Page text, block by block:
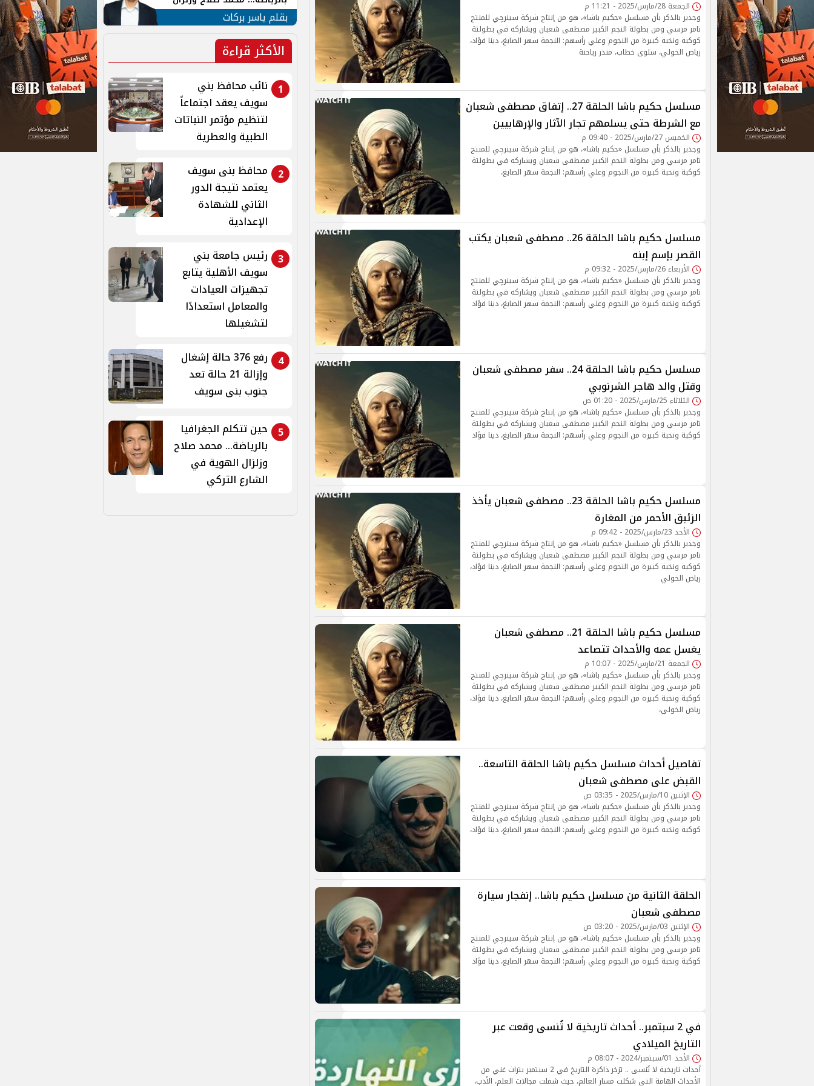
الجمعة 28/مارس/2025 - 11:21 م
وجدير بالذكر بأن مسلسل «حكيم باشا»، هو من إنتاج شركة سينرچي للمنتج
تامر مرسي ومن بطولة النجم الكبير مصطفى شعبان ويشاركه في بطولتة
كوكبة ونخبة كبيرة من النجوم وعلي رأسهم: النجمة سهر الصايغ، دينا فؤاد،
رياض الخولي، سلوى خطاب، منذر رياحنة
مسلسل حكيم باشا الحلقة 27.. إتفاق مصطفى شعبان
مع الشرطة حتى يسلمهم تجار الآثار والإرهابيين
الخميس 27/مارس/2025 - 09:40 م
وجدير بالذكر بأن مسلسل «حكيم باشا»، هو من إنتاج شركة سينرچي للمنتج
تامر مرسي ومن بطولة النجم الكبير مصطفى شعبان ويشاركه في بطولتة
كوكبة ونخبة كبيرة من النجوم وعلي رأسهم: النجمة سهر الصايغ،
مسلسل حكيم باشا الحلقة 26.. مصطفى شعبان يكتب
القصر بإسم إبنه
الأربعاء 26/مارس/2025 - 09:32 م
وجدير بالذكر بأن مسلسل «حكيم باشا»، هو من إنتاج شركة سينرچي للمنتج
تامر مرسي ومن بطولة النجم الكبير مصطفى شعبان ويشاركه في بطولتة
كوكبة ونخبة كبيرة من النجوم وعلي رأسهم: النجمة سهر الصايغ، دينا فؤاد
مسلسل حكيم باشا الحلقة 24.. سفر مصطفى شعبان
وقتل والد هاجر الشرنوبي
الثلاثاء 25/مارس/2025 - 01:20 ص
وجدير بالذكر بأن مسلسل «حكيم باشا»، هو من إنتاج شركة سينرچي للمنتج
تامر مرسي ومن بطولة النجم الكبير مصطفى شعبان ويشاركه في بطولتة
كوكبة ونخبة كبيرة من النجوم وعلي رأسهم: النجمة سهر الصايغ، دينا فؤاد
مسلسل حكيم باشا الحلقة 23.. مصطفى شعبان يأخذ
الزئبق الأحمر من المغارة
الأحد 23/مارس/2025 - 09:42 م
وجدير بالذكر بأن مسلسل «حكيم باشا»، هو من إنتاج شركة سينرچي للمنتج
تامر مرسي ومن بطولة النجم الكبير مصطفى شعبان ويشاركه في بطولتة
كوكبة ونخبة كبيرة من النجوم وعلي رأسهم: النجمة سهر الصايغ، دينا فؤاد،
رياض الخولي
مسلسل حكيم باشا الحلقة 21.. مصطفى شعبان
يغسل عمه والأحداث تتصاعد
الجمعة 21/مارس/2025 - 10:07 م
وجدير بالذكر بأن مسلسل «حكيم باشا»، هو من إنتاج شركة سينرچي للمنتج
تامر مرسي ومن بطولة النجم الكبير مصطفى شعبان ويشاركه في بطولتة
كوكبة ونخبة كبيرة من النجوم وعلي رأسهم: النجمة سهر الصايغ، دينا فؤاد،
رياض الخولي،
تفاصيل أحداث مسلسل حكيم باشا الحلقة التاسعة..
القبض على مصطفى شعبان
الإثنين 10/مارس/2025 - 03:35 ص
وجدير بالذكر بأن مسلسل «حكيم باشا»، هو من إنتاج شركة سينرچي للمنتج
تامر مرسي ومن بطولة النجم الكبير مصطفى شعبان ويشاركه في بطولتة
كوكبة ونخبة كبيرة من النجوم وعلي رأسهم: النجمة سهر الصايغ، دينا فؤاد،
الحلقة الثانية من مسلسل حكيم باشا.. إنفجار سيارة
مصطفى شعبان
الإثنين 03/مارس/2025 - 03:20 ص
وجدير بالذكر بأن مسلسل «حكيم باشا»، هو من إنتاج شركة سينرچي للمنتج
تامر مرسي ومن بطولة النجم الكبير مصطفى شعبان ويشاركه في بطولتة
كوكبة ونخبة كبيرة من النجوم وعلي رأسهم: النجمة سهر الصايغ، دينا فؤاد
في 2 سبتمبر.. أحداث تاريخية لا تُنسى وقعت عبر
التاريخ الميلادي
الأحد 01/سبتمبر/2024 - 08:07 م
أحداث تاريخية لا تُنسى .. تزخر ذاكرة التاريخ في 2 سبتمبر بتراث غني من
الأحداث الهامة التي شكلت مسار العالم، حيث شملت مجالات العلم، الأدب،
الهوية في الشارع التركي
بقلم ياسر بركات
الأكثر قراءة
1
نائب محافظ بني
سويف يعقد اجتماعاً
لتنظيم مؤتمر النباتات
الطبية والعطرية
2
محافظ بنى سويف
يعتمد نتيجة الدور
الثاني للشهادة
الإعدادية
3 رئيس جامعة بني
سويف الأهلية يتابع
تجهيزات العيادات
والمعامل استعدادًا
لتشغيلها
4
رفع 376 حالة إشغال
وإزالة 21 حالة تعد
جنوب بنى سويف
5
حين تتكلم الجغرافيا
بالرياضة... محمد صلاح
وزلزال الهوية في
الشارع التركي